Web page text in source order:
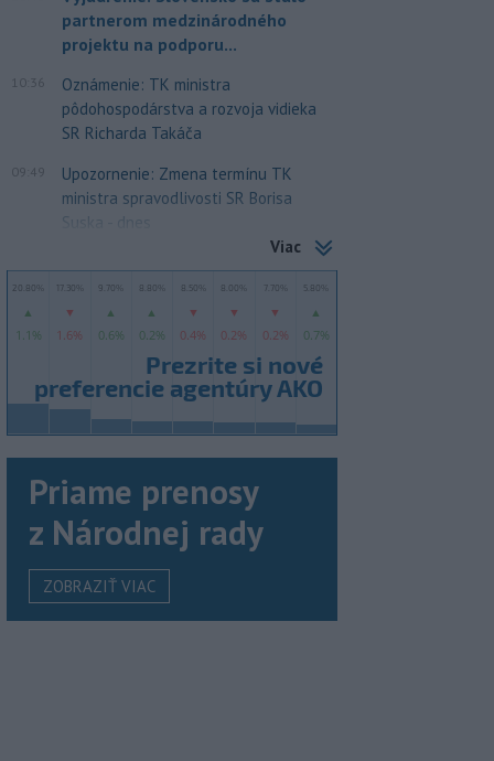
partnerom medzinárodného
projektu na podporu...
10:36
Oznámenie: TK ministra
pôdohospodárstva a rozvoja vidieka
SR Richarda Takáča
09:49
Upozornenie: Zmena termínu TK
ministra spravodlivosti SR Borisa
Suska - dnes
Viac
Priame prenosy
z Národnej rady
ZOBRAZIŤ VIAC